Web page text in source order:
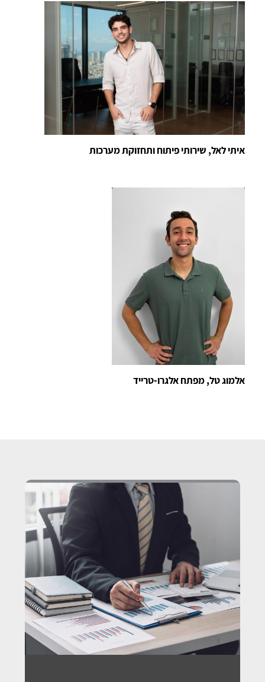
איתי לאל, שירותי פיתוח ותחזוקת מערכות
אלמוג טל, מפתח אלגרו-טרייד